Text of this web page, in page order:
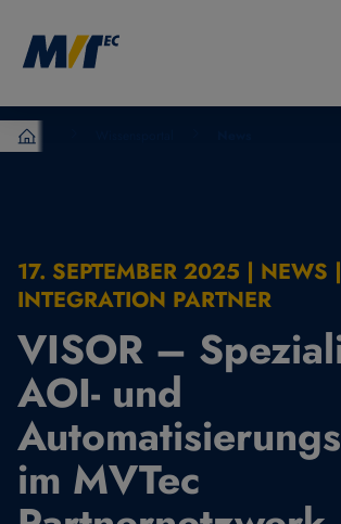
MVTec Software – Experten der
17. SEPTEMBER 2025 | NEWS
INTEGRATION PARTNER
VISOR –
AOI- und
im MVTec